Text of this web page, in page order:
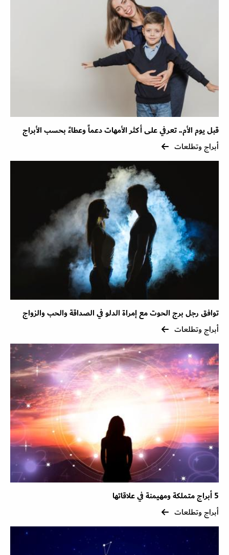
قبل يوم الأم.. تعرفي على أكثر الأمهات دعماً وعطاءً بحسب الأبراج
أبراج وتطلعات
توافق رجل برج الحوت مع إمراة الدلو في الصداقة والحب والزواج
أبراج وتطلعات
5 أبراج متملكة ومهيمنة في علاقاتها
أبراج وتطلعات